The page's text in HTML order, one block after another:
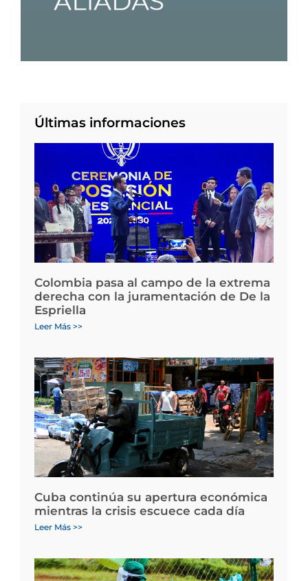
Últimas informaciones
Colombia pasa al campo de la extrema
derecha con la juramentación de De la
Espriella
Leer Más >>
Cuba continúa su apertura económica
mientras la crisis escuece cada día
Leer Más >>